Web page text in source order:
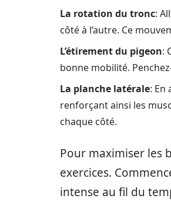
La rotation du tronc:
côté à l’autre. Ce
L’étirement du pigeon:
bonne mobilité.
La planche latérale: En
renforçant ainsi les
chaque côté.
Pour maximiser les
exercices.
intense au fil du